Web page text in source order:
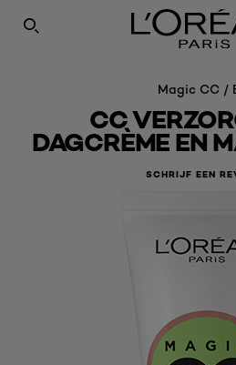
SEARCH THIS SITE
Magic CC /
CC
DAGCRÈME EN
SCHRIJF EEN